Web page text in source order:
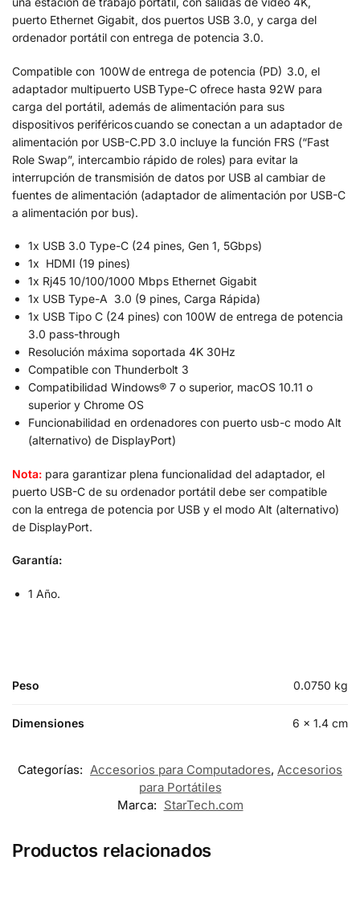
puerto Ethernet Gigabit, dos puertos USB 3.0, y carga del
ordenador portátil con entrega de potencia 3.0.
Compatible con 100W de entrega de potencia (PD) 3.0, el
adaptador multipuerto USB Type-C ofrece hasta 92W para
carga del portátil, además de alimentación para sus
dispositivos periféricos cuando se conectan a un adaptador de
alimentación por USB-C.PD 3.0 incluye la función FRS (“Fast
Role Swap”, intercambio rápido de roles) para evitar la
interrupción de transmisión de datos por USB al cambiar de
fuentes de alimentación (adaptador de alimentación por USB-C
a alimentación por bus).
1x USB 3.0 Type-C (24 pines, Gen 1, 5Gbps)
1x HDMI (19 pines)
1x Rj45 10/100/1000 Mbps Ethernet Gigabit
1x USB Type-A 3.0 (9 pines, Carga Rápida)
1x USB Tipo C (24 pines) con 100W de entrega de potencia
3.0 pass-through
Resolución máxima soportada 4K 30Hz
Compatible con Thunderbolt 3
Compatibilidad Windows® 7 o superior, macOS 10.11 o
superior y Chrome OS
Funcionabilidad en ordenadores con puerto usb-c modo Alt
(alternativo) de DisplayPort)
Nota: para garantizar plena funcionalidad del adaptador, el
puerto USB-C de su ordenador portátil debe ser compatible
con la entrega de potencia por USB y el modo Alt (alternativo)
de DisplayPort.
Garantía:
1 Año.
Peso 0.0750 kg
Dimensiones 6 × 1.4 cm
Categorías: Accesorios para Computadores, Accesorios
para Portátiles
Marca: StarTech.com
Productos relacionados